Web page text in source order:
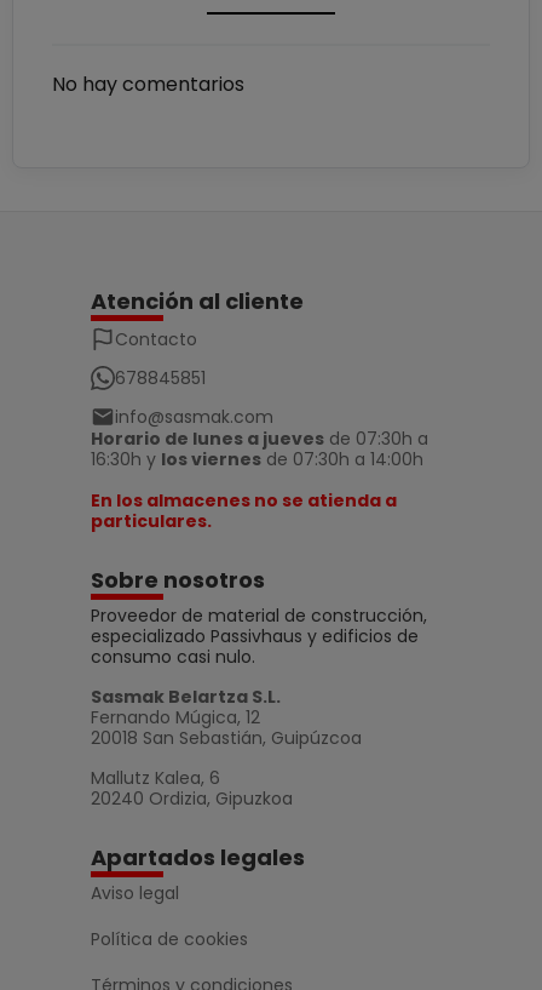
No hay comentarios
Atención al cliente
Contacto
678845851
info@sasmak.com
Horario de lunes a jueves de 07:30h a
16:30h y los viernes de 07:30h a 14:00h
En los almacenes no se atienda a
particulares.
Sobre nosotros
Proveedor de material de construcción,
especializado Passivhaus y edificios de
consumo casi nulo.
Sasmak Belartza S.L.
Fernando Múgica, 12
20018 San Sebastián, Guipúzcoa
Mallutz Kalea, 6
20240 Ordizia, Gipuzkoa
Apartados legales
Aviso legal
Política de cookies